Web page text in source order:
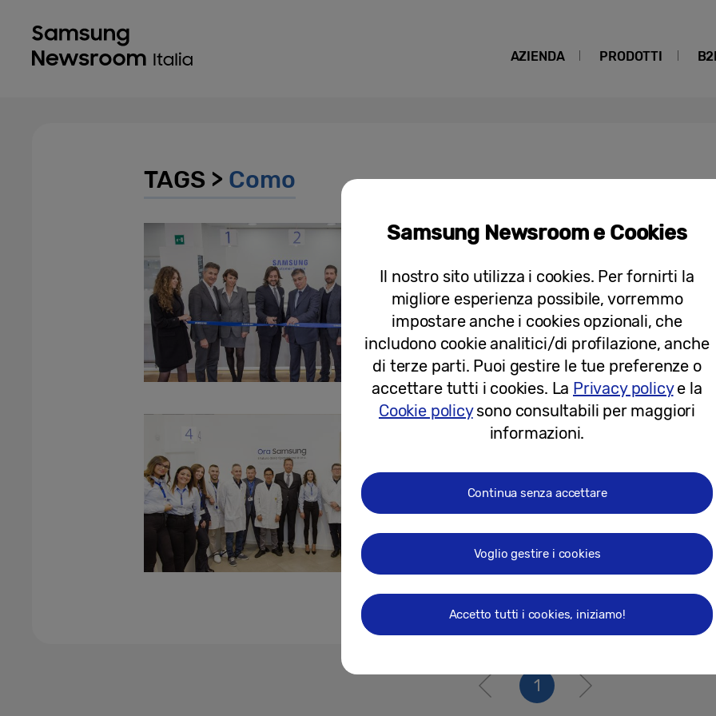
AZIENDA PRODOTTI
TAGS > Como
Comunicati stampa
Apre a Torino il Samsung Customer
22-11-2018
Comunicati stampa
Apre a Como il Samsung Customer
05-10-2018
1
Samsung Newsroom e Cookies
Il nostro sito utilizza i cookies. Per fornirti la
migliore esperienza possibile, vorremmo
impostare anche i cookies opzionali, che
includono cookie analitici/di profilazione, anche
di terze parti. Puoi gestire le tue preferenze o
accettare tutti i cookies. La Privacy policye la
Cookie policysono consultabili per maggiori
informazioni.
Continua senza accettare
Voglio gestire i cookies
Accetto tutti i cookies, iniziamo!